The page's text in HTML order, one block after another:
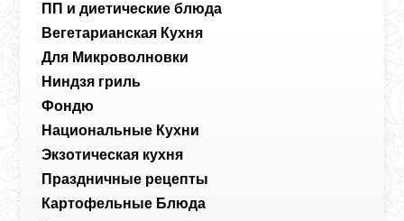
ПП и диетические блюда
Вегетарианская Кухня
Для Микроволновки
Ниндзя гриль
Фондю
Национальные Кухни
Экзотическая кухня
Праздничные рецепты
Картофельные Блюда